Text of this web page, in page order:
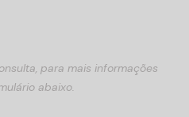
para mais informações
abaixo.